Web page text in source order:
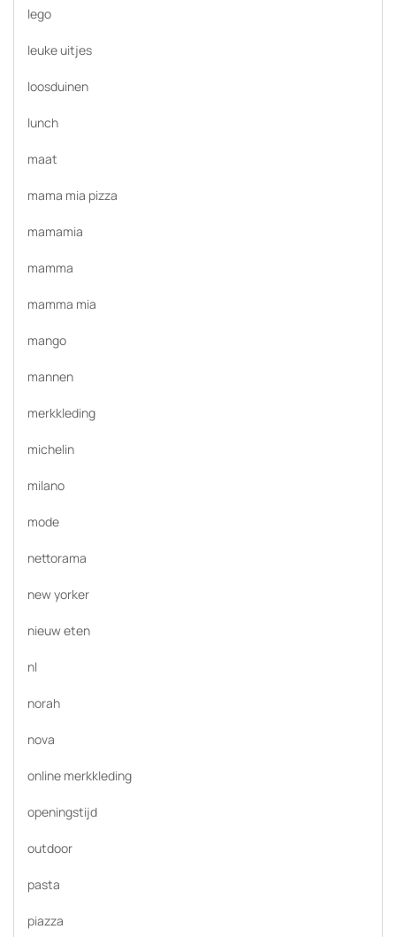
lego
leuke uitjes
loosduinen
lunch
maat
mama mia pizza
mamamia
mamma
mamma mia
mango
mannen
merkkleding
michelin
milano
mode
nettorama
new yorker
nieuw eten
nl
norah
nova
online merkkleding
openingstijd
outdoor
pasta
piazza